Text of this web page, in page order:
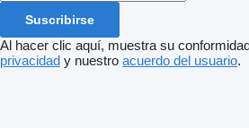
Suscribirse
Al hacer clic aquí, muestra su
privacidad y nuestro acuerdo del usuario.